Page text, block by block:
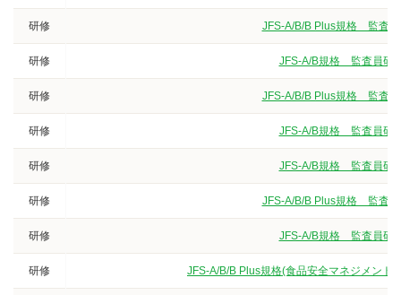
研修 JFS-A/B/B Plus規格 監査員
研修 JFS-A/B規格 監査員研
研修 JFS-A/B/B Plus規格 監査員
研修 JFS-A/B規格 監査員研
研修 JFS-A/B規格 監査員研
研修 JFS-A/B/B Plus規格 監査員
研修 JFS-A/B規格 監査員研
研修 JFS-A/B/B Plus規格(食品安全マネジメント